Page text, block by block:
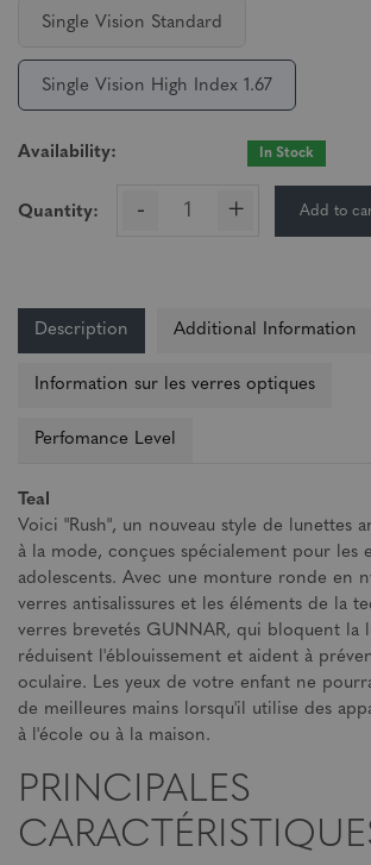
Single Vision Standard
Single Vision High Index 1.67
Availability: In Stock
Quantity: - + Add to
Description Additional Information
Information sur les verres optiques
Perfomance Level
Teal
Voici "Rush", un nouveau style de lunettes
à la mode, conçues spécialement pour les
adolescents. Avec une monture ronde en
verres antisalissures et les éléments de la
verres brevetés GUNNAR, qui bloquent la
réduisent l'éblouissement et aident à
oculaire. Les yeux de votre enfant ne
de meilleures mains lorsqu'il utilise des
à l'école ou à la maison.
PRINCIPALES